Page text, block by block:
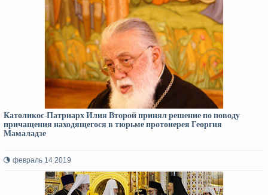
Католикос-Патриарх Илия Второй принял решение по поводу
причащения находящегося в тюрьме протоиерея Георгия
Мамаладзе
февраль 14 2019